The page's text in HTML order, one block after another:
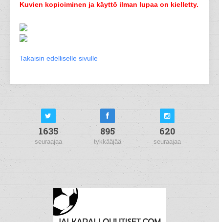
Kuvien kopioiminen ja käyttö ilman lupaa on kielletty.
Takaisin edelliselle sivulle
1635
seuraajaa
895
tykkääjää
620
seuraajaa